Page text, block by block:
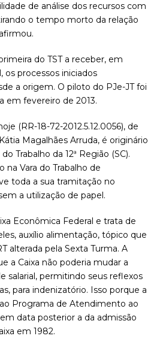
de análise dos recursos com
o tempo morto da relação
do TST a receber, em
os processos iniciados
a origem. O piloto do PJe-JT foi
em fevereiro de 2013.
(RR-18-72-2012.5.12.0056), de
Magalhães Arruda, é originário
Trabalho da 12ª Região (SC).
na Vara do Trabalho de
toda a sua tramitação no
a utilização de papel.
Econômica Federal e trata de
auxílio alimentação, tópico que
alterada pela Sexta Turma. A
a Caixa não poderia mudar a
salarial, permitindo seus reflexos
para indenizatório. Isso porque a
Programa de Atendimento ao
data posterior a da admissão
em 1982.